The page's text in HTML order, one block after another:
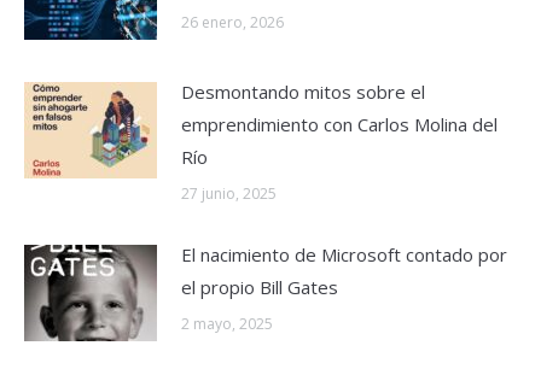
26 enero, 2026
Desmontando mitos sobre el
emprendimiento con Carlos Molina del
Río
27 junio, 2025
El nacimiento de Microsoft contado por
el propio Bill Gates
2 mayo, 2025